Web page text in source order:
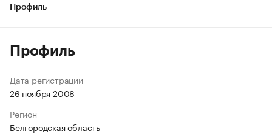
Профиль
Профиль
Дата регистрации
26 ноября 2008
Регион
Белгородская область